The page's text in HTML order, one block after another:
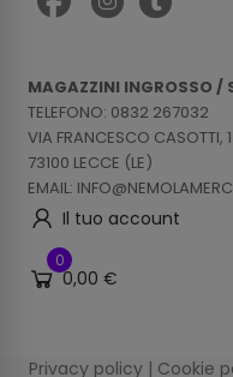
MAGAZZINI INGROSSO /
TELEFONO: 0832 267032
VIA FRANCESCO CASOTTI,
73100 LECCE (LE)
EMAIL:
Il tuo account
0
0,00 €
Privacy policy | Cookie